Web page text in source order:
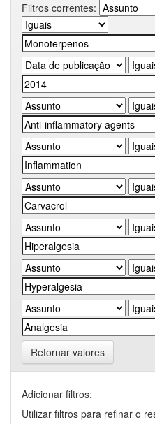
Filtros correntes:
Retornar valores
Adicionar filtros:
Utilizar filtros para refinar o